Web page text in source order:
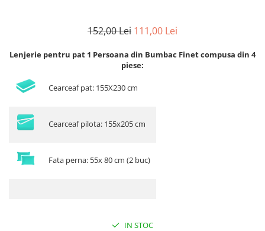
152,00 Lei 111,00 Lei
Lenjerie pentru pat 1 Persoana din Bumbac Finet compusa din 4
piese:
Cearceaf pat: 155X230 cm
Cearceaf pilota: 155x205 cm
Fata perna: 55x 80 cm (2 buc)
IN STOC